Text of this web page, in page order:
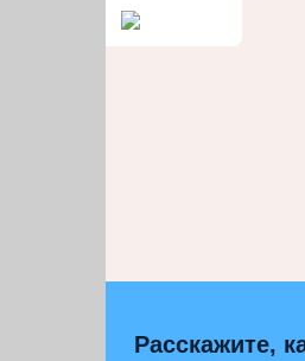
Расскажите,